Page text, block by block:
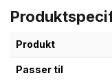
Produkt
Passer til